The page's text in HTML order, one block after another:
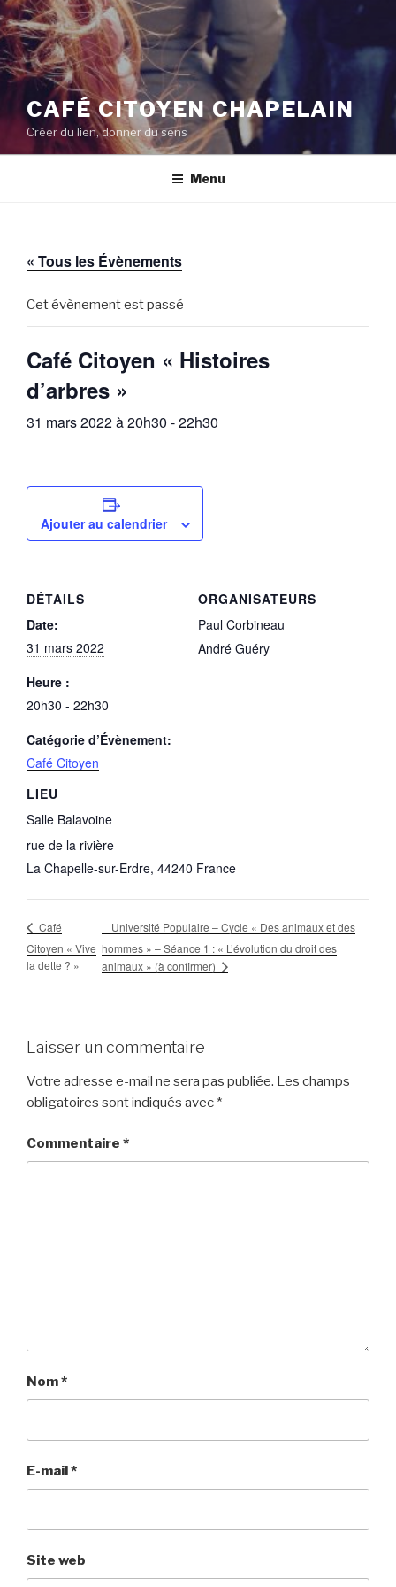
CAFÉ CITOYEN CHAPELAIN
Créer du lien, donner du sens
Menu
« Tous les Évènements
Cet évènement est passé
Café Citoyen « Histoires
d’arbres »
31 mars 2022 à 20h30 -22h30
Ajouter au calendrier
DÉTAILS
Date:
31 mars 2022
Heure :
20h30 - 22h30
Catégorie d’Évènement:
Café Citoyen
LIEU
Salle Balavoine
rue de la rivière
La Chapelle-sur-Erdre, 44240 France
ORGANISATEURS
Paul Corbineau
André Guéry
Café
Citoyen « Vive
la dette ? »
Université Populaire – Cycle « Des animaux et des
hommes » – Séance 1 : « L’évolution du droit des
animaux » (à confirmer)
Laisser un commentaire
Votre adresse e-mail ne sera pas publiée. Les champs
obligatoires sont indiqués avec *
Commentaire *
Nom*
E-mail*
Site web